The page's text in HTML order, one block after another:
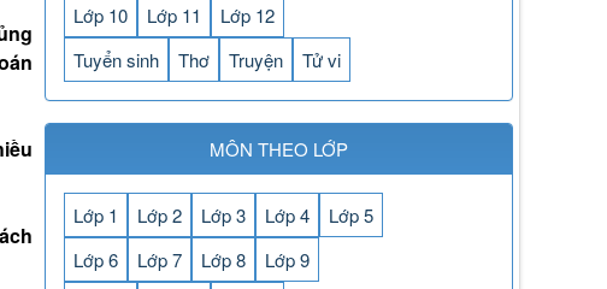
Lớp 10
Lớp 11
Lớp 12
Tuyển sinh
Thơ Truyện Tử vi
MÔN THEO LỚP
Lớp 1 Lớp 2 Lớp 3 Lớp 4
Lớp 5
Lớp 6
Lớp 7 Lớp 8
Lớp 9